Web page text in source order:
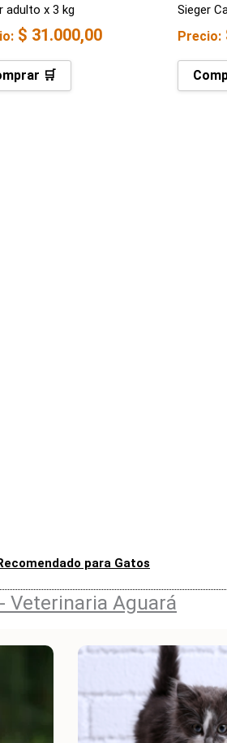
adulto x 3 kg
$ 31.000,00
🛒
Sieger
Precio:
para Gatos
Veterinaria Aguará